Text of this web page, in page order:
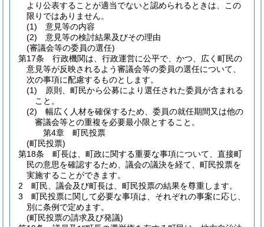
より公表することが適当でないと認められるときは、この
限りではありません。
(1)
意見等の内容
(2)
意見等の検討結果及びその理由
(審議会等の委員の選任)
第17条
行政機関は、行政運営に公平で、かつ、広く町民の
意見等が反映されるよう審議会等の委員の選任について、
次の事項に配慮するものとします。
(1)
原則、町民から公募により選任された委員が含まれる
こと。
(2)
幅広く人材を確保するため、委員の就任期間又は他の
審議会等との重複を必要最小限とすること。
第4章
町民投票
(町民投票)
第18条
町長は、町政に関する重要な事項について、直接町
民の意思を確認するため、議会の議決を経て、町民投票を
実施することができます。
2
町民、議会及び町長は、町民投票の結果を尊重します。
3
町民投票に関して必要な事項は、それぞれの事案に応じ、
別に条例で定めます。
(町民投票の請求及び発議)